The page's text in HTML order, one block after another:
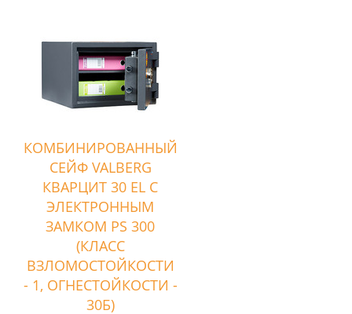
КОМБИНИРОВАННЫЙ
СЕЙФ VALBERG
КВАРЦИТ 30 EL С
ЭЛЕКТРОННЫМ
ЗАМКОМ PS 300
(КЛАСС
ВЗЛОМОСТОЙКОСТИ
- 1, ОГНЕСТОЙКОСТИ -
30Б)